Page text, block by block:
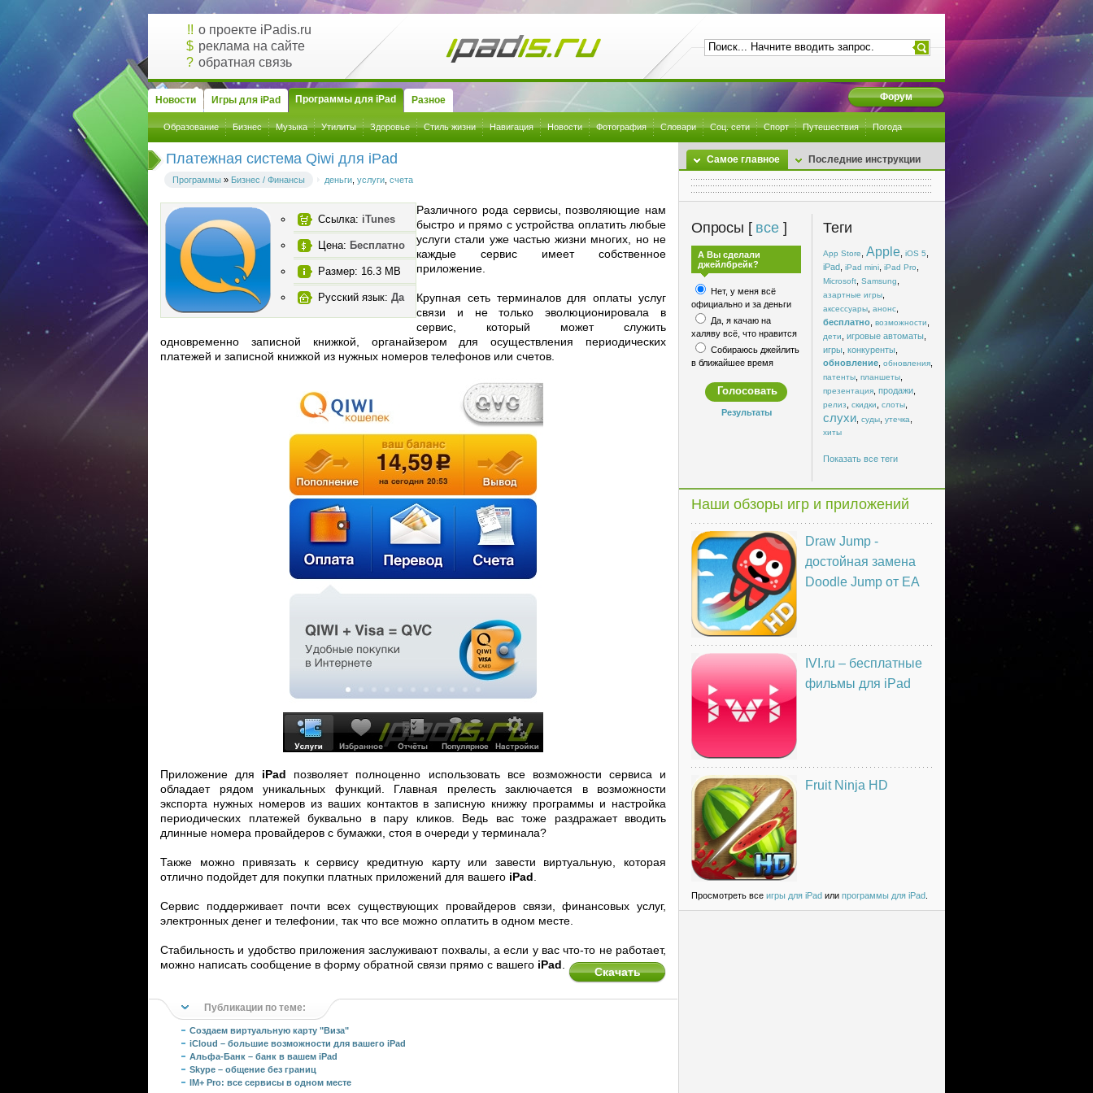
!! о проекте iPadis.ru
$ реклама на сайте
? обратная связь
Форум
Новости Игры для iPad Программы для iPad Разное
Образование Бизнес Музыка Утилиты Здоровье Стиль жизни Навигация Новости Фотография Словари Соц. сети Спорт Путешествия Погода
Платежная система Qiwi для iPad
Программы » Бизнес / Финансы деньги услуги счета
Ссылка: iTunes
Цена: Бесплатно
Размер: 16.3 MB
Русский язык: Да
Различного рода сервисы, позволяющие нам
быстро и прямо с устройства оплатить любые
услуги стали уже частью жизни многих, но не
каждые сервис имеет собственное
приложение.
Крупная сеть терминалов для оплаты услуг
связи и не только эволюционировала в
сервис, который может служить
одновременно записной книжкой, органайзером для осуществления периодических
платежей и записной книжкой из нужных номеров телефонов или счетов.
Приложение для iPad позволяет полноценно использовать все возможности сервиса и
обладает рядом уникальных функций. Главная прелесть заключается в возможности
экспорта нужных номеров из ваших контактов в записную книжку программы и настройка
периодических платежей буквально в пару кликов. Ведь вас тоже раздражает вводить
длинные номера провайдеров с бумажки, стоя в очереди у терминала?
Также можно привязать к сервису кредитную карту или завести виртуальную, которая
отлично подойдет для покупки платных приложений для вашего iPad
Сервис поддерживает почти всех существующих провайдеров связи, финансовых услуг,
электронных денег и телефонии, так что все можно оплатить в одном месте.
Стабильность и удобство приложения заслуживают похвалы, а если у вас что-то не работает,
можно написать сообщение в форму обратной связи прямо с вашего iPad
Скачать
Публикации по теме:
Создаем виртуальную карту "Виза"
iCloud – большие возможности для вашего iPad
Альфа-Банк – банк в вашем iPad
Skype – общение без границ
IM+ Pro: все сервисы в одном месте
Самое главное Последние инструкции
Опросы [ все]
А Вы сделали
джейлбрейк?
Нет, у меня всё
официально и за деньги
Да, я качаю на
халяву всё, что нравится
Собираюсь джейлить
в ближайшее время
Результаты
Теги
App Store Apple iOS 5
iPad iPad mini iPad Pro
Microsoft Samsung
азартные игры
аксессуары анонс
бесплатно возможности
дети игровые автоматы
игры конкуренты
обновление обновления
патенты планшеты
презентация продажи
релиз скидки слоты
слухи суды утечка
хиты
Показать все теги
Наши обзоры игр и приложений
Draw Jump -
достойная замена
Doodle Jump от EA
IVI.ru – бесплатные
фильмы для iPad
Fruit Ninja HD
Просмотреть все игры для iPad или программы для iPad